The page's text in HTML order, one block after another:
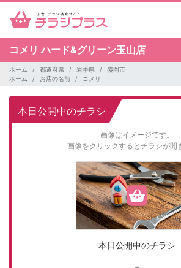
コメリハード&グリーン玉山店
ホーム 都道府県 岩手県
盛岡市
ホーム
お店の名前 コメリ
本日公開中のチラシ
画像はイメージです。
画像をクリックするとチラシが開
本日公開中のチラシ